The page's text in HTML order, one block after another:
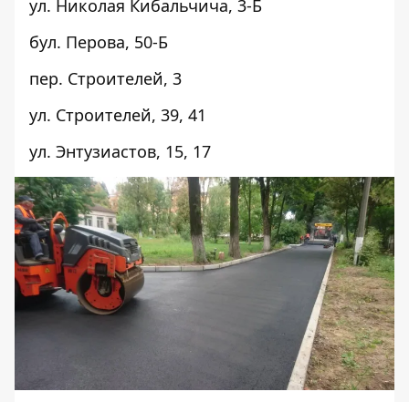
ул. Николая Кибальчича, 3-Б
бул. Перова, 50-Б
пер. Строителей, 3
ул. Строителей, 39, 41
ул. Энтузиастов, 15, 17